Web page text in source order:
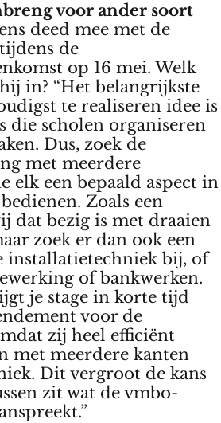
voor ander soort
deed mee met de
de
op 16 mei. Welk
in? “Het belangrijkste
te realiseren idee is
die scholen organiseren
Dus, zoek de
met meerdere
elk een bepaald aspect in
Zoals een
dat bezig is met draaien
zoek er dan ook een
installatietechniek bij, of
of bankwerken.
je stage in korte tijd
voor de
zij heel efficiënt
met meerdere kanten
Dit vergroot de kans
zit wat de vmbo-